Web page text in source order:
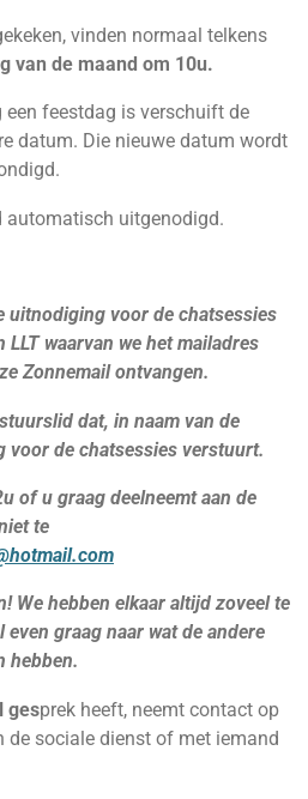
vinden normaal telkens
van de maand om 10u.
een feestdag is verschuift de
datum. Die nieuwe datum wordt
automatisch uitgenodigd.
uitnodiging voor de chatsessies
LLT waarvan we het mailadres
Zonnemail ontvangen.
dat, in naam van de
voor de chatsessies verstuurt.
of u graag deelneemt aan de
te
We hebben elkaar altijd zoveel te
graag naar wat de andere
hebben.
gesprek heeft, neemt contact op
de sociale dienst of met iemand